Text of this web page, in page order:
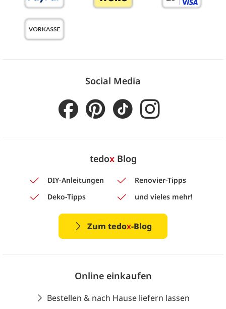
Social Media
tedoxBlog
DIY-Anleitungen
Renovier-Tipps
Deko-Tipps
und vieles mehr!
Zum tedox-Blog
Online einkaufen
Bestellen & nach Hause liefern lassen